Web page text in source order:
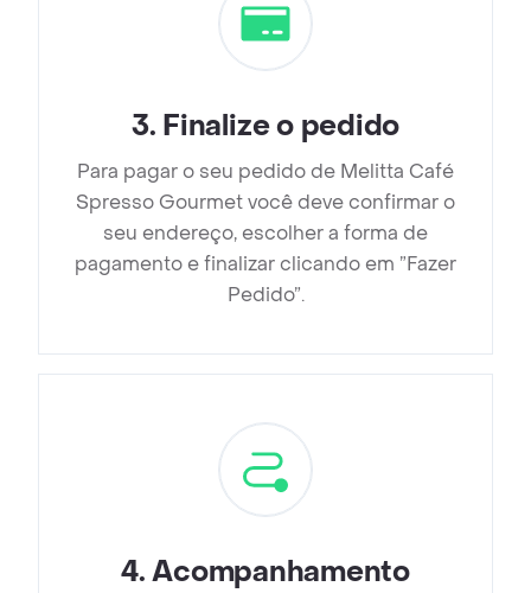
3. Finalize o pedido
Para pagar o seu pedido de Melitta Café
Spresso Gourmet você deve confirmar o
seu endereço, escolher a forma de
pagamento e finalizar clicando em ”Fazer
Pedido”.
4.Acompanhamento